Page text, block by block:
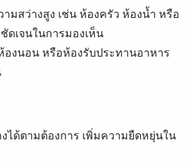
มสว่างสูง เช่น ห้องครัว ห้องน้ำ หรือ
ดเจนในการมองเห็น
องนอน หรือห้องรับประทานอาหาร
ได้ตามต้องการ เพิ่มความยืดหยุ่นใน